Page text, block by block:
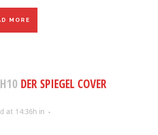
MORE
DER SPIEGEL COVER
at 14:36h in